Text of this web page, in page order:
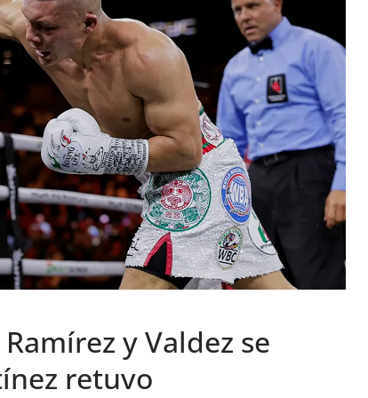
y Valdez se
retuvo